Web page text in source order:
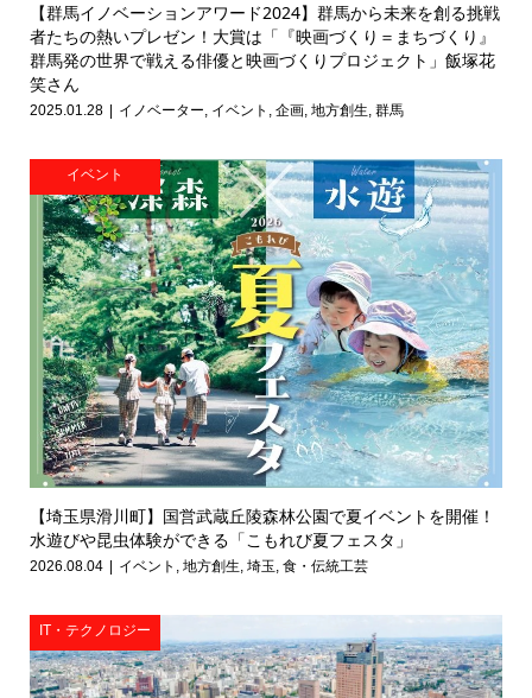
【群馬イノベーションアワード2024】群馬から未来を創る挑戦
者たちの熱いプレゼン！大賞は「『映画づくり＝まちづくり』
群馬発の世界で戦える俳優と映画づくりプロジェクト」飯塚花
笑さん
2025.01.28 イノベーター, イベント , 企画, 地方創生, 群馬
イベント
【埼玉県滑川町】国営武蔵丘陵森林公園で夏イベントを開催！
水遊びや昆虫体験ができる「こもれび夏フェスタ」
2026.08.04 イベント , 地方創生, 埼玉, 食・伝統工芸
IT・テクノロジー